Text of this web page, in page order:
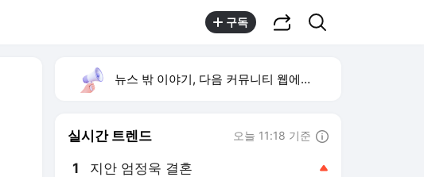
구독
뉴스 밖 이야기, 다음 커뮤니티 웹에서 보기
실시간 트렌드 오늘 11:18 기준
1 지안 엄정욱 결혼